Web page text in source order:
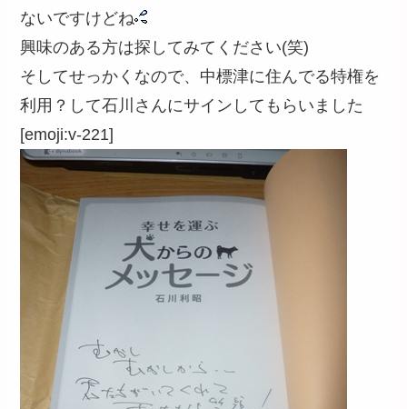
ないですけどね
興味のある方は探してみてください(笑)
そしてせっかくなので、中標津に住んでる特権を
利用？して石川さんにサインしてもらいました
[emoji:v-221]